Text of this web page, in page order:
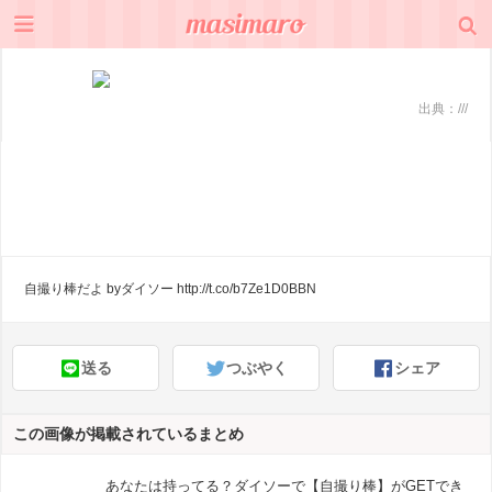
出典： ///
自撮り棒だよ byダイソー http://t.co/b7Ze1D0BBN
送る つぶやく シェア
この画像が掲載されているまとめ
あなたは持ってる？ダイソーで【自撮り棒】がGETでき